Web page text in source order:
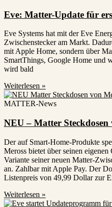
Eve: Matter-Update für
Eve Systems hat mit der Eve
Zwischenstecker am Markt.
mit Apple Home, sondern über
SmartThings, Google Home und
wird bald
Weiterlesen »
MATTER-News
NEU – Matter Steckdosen
Der auf Smart-Home-Produkte
Meross bietet über seinen
Variante seiner neuen Matter-
an. Zahlbar mit Apple Pay. Der
Listenpreis von 49,99 Dollar zur
Weiterlesen »